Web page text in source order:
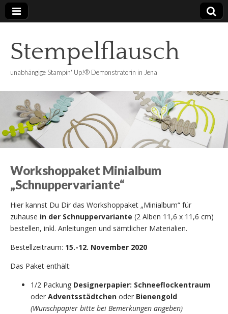
Stempelflausch
unabhängige Stampin' Up!® Demonstratorin in Jena
Workshoppaket Minialbum
„Schnuppervariante“
Hier kannst Du Dir das Workshoppaket „Minialbum“ für
zuhause in der Schnuppervariante (2 Alben 11,6 x 11,6 cm)
bestellen, inkl. Anleitungen und sämtlicher Materialien.
Bestellzeitraum: 15.-12. November 2020
Das Paket enthält:
1/2 Packung Designerpapier: Schneeflockentraum
oder Adventsstädtchen oder Bienengold
(Wunschpapier bitte bei Bemerkungen angeben)